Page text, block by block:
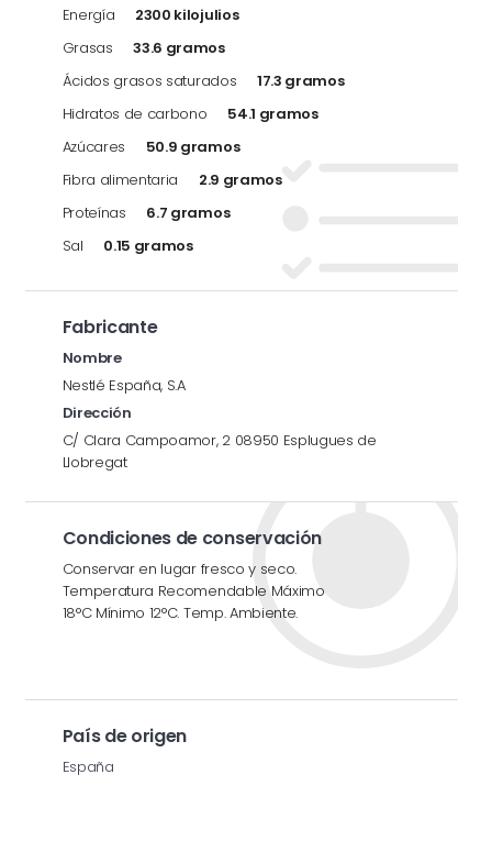
Energía
2300 kilojulios
Grasas
33.6 gramos
Ácidos grasos saturados
17.3 gramos
Hidratos de carbono
54.1 gramos
Azúcares
50.9 gramos
Fibra alimentaria
2.9 gramos
Proteínas
6.7 gramos
Sal
0.15 gramos
Fabricante
Nombre
Nestlé España, S.A
Dirección
C/ Clara Campoamor, 2 08950 Esplugues de
Llobregat
Condiciones de conservación
Conservar en lugar fresco y seco.
Temperatura Recomendable Máximo
18°C Mínimo 12°C. Temp. Ambiente.
País de origen
España